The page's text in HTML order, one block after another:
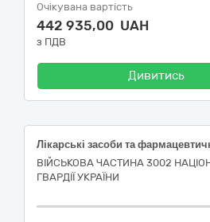
Очікувана вартість
442 935,00 UAH
з ПДВ
Дивитись
ВІЙСЬКОВА ЧАСТИНА 3002
ГВАРДІЇ УКРАЇНИ